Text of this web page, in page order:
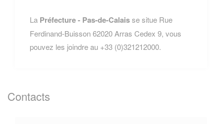
La Préfecture - Pas-de-Calaisse situe Rue
Ferdinand-Buisson 62020 Arras Cedex 9, vous
pouvez les joindre au +33 (0)321212000.
Contacts